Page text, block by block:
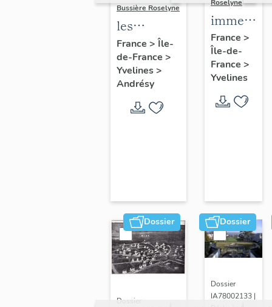
Bussière Roselyne
les
immeubles,
maisons et
fermes du
canton
d'Andrésy
France > Île-
de-France >
Yvelines>
Andrésy
Roselyne
maisons,
fermes
France >
Île-de-
France >
Yvelines
Dossier
Dossier
Dossier
Dossier
IA78002133 |